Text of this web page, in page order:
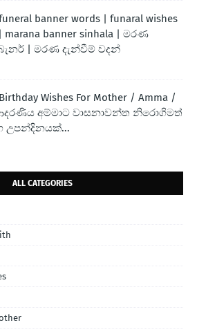
banner words | funaral wishes
marana banner sinhala | මරණ
| මරණ දැන්වීම් වදන්
Wishes For Mother / Amma /
අම්මාට වාසනාවන්ත නිරොගිමත්
උපන්දිනයක්...
ALL CATEGORIES